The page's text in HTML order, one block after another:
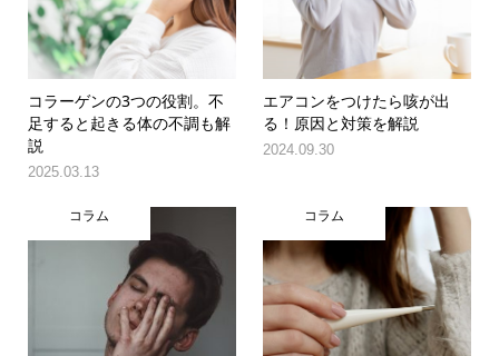
コラーゲンの3つの役割。不
足すると起きる体の不調も解
説
2025.03.13
エアコンをつけたら咳が出
る！原因と対策を解説
2024.09.30
コラム コラム